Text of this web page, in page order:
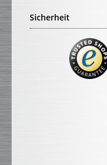
Sicherheit